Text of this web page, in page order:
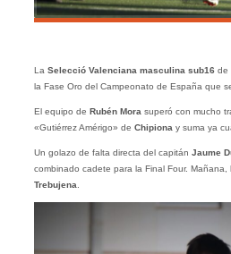
La Selecció Valenciana masculina sub16 de
la Fase Oro del Campeonato de España que
El equipo de Rubén Mora superó con mucho
«Gutiérrez Amérigo» de Chipiona y suma ya
Un golazo de falta directa del capitán Jaume
combinado cadete para la Final Four. Mañana,
Trebujena